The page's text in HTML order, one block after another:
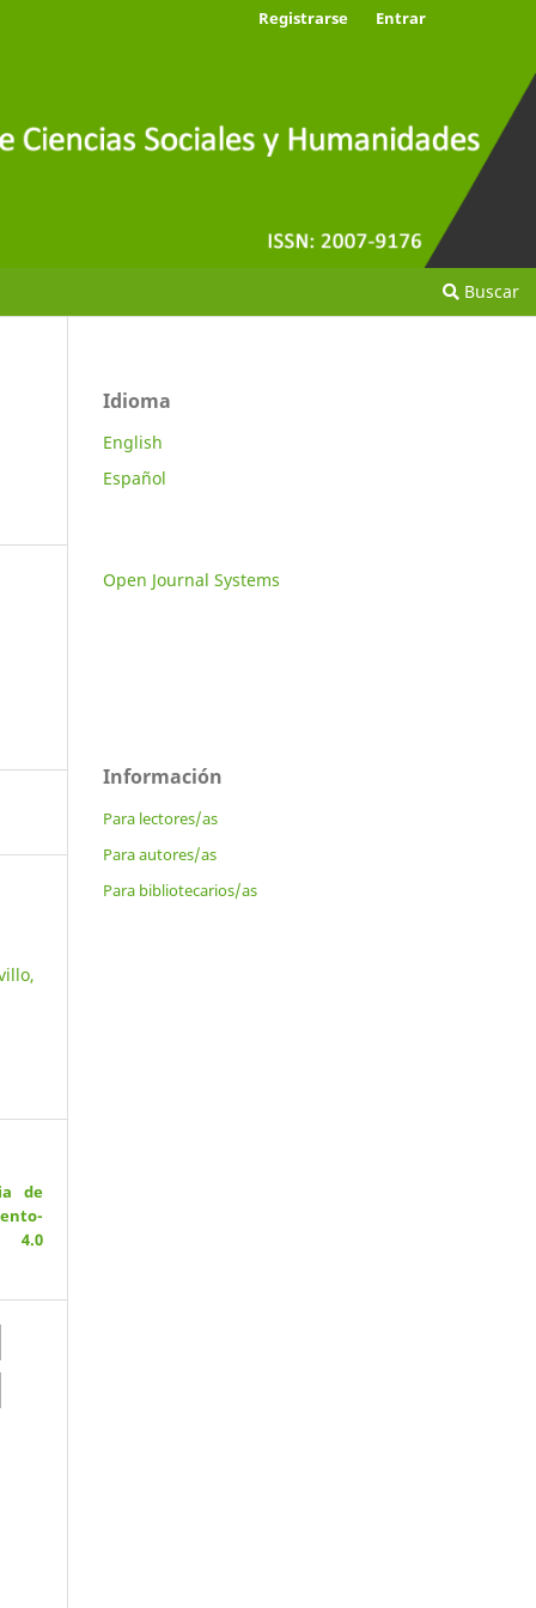
Buscar
Registrarse Entrar
de
4.0
Idioma
English
Español
Open Journal Systems
Información
Para lectores/as
Para autores/as
Para bibliotecarios/as